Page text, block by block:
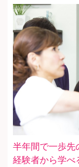
半年間で一歩先
経験者から学べ